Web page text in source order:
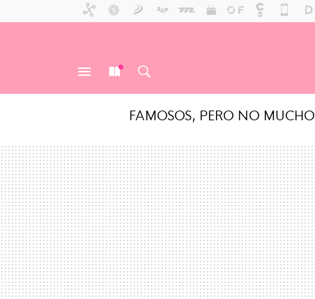
FAMOSOS, PERO NO MUCHO